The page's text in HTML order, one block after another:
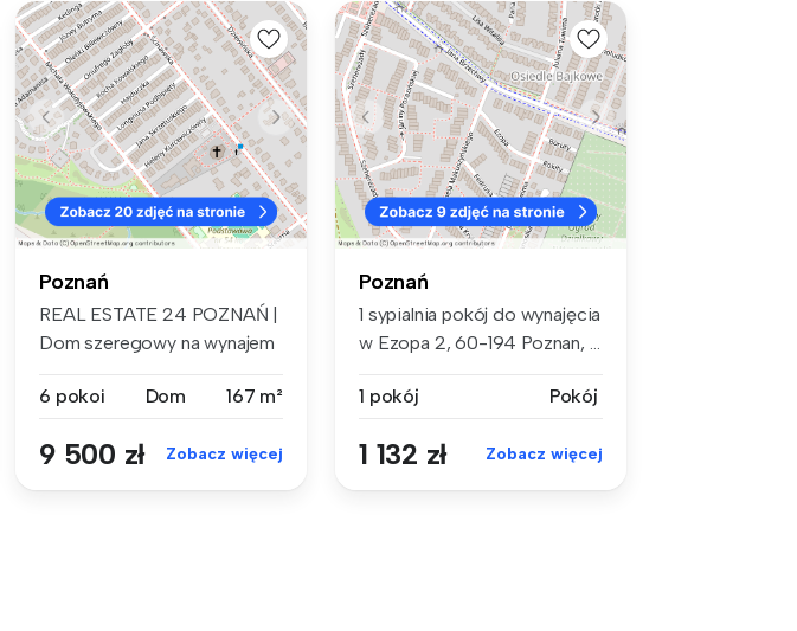
Poznań
REAL ESTATE 24 POZNAŃ |
Dom szeregowy na wynajem
6 pokoi
Dom 167 m²
9 500 zł Zobacz więcej
Poznań
1 sypialnia pokój do wynajęcia
w Ezopa 2, 60-194 Poznan, ...
1 pokój Pokój
1 132 zł Zobacz więcej